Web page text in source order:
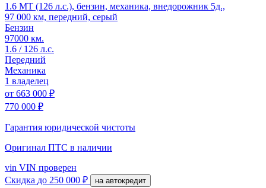
1.6 MT (126 л.с.), бензин, механика, внедорожник 5д.,
97 000 км, передний, серый
Бензин
97000 км.
1.6 / 126 л.с.
Передний
Механика
1 владелец
от 663 000 ₽
770 000 ₽
Гарантия юридической чистоты
Оригинал ПТС в наличии
vin VIN проверен
Скидка до 250 000 ₽ на автокредит